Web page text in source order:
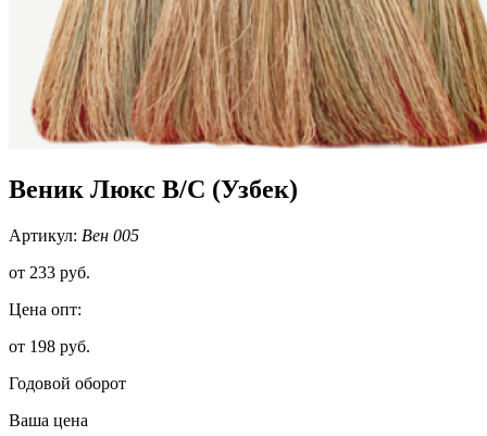
Веник Люкс В/С (Узбек)
Артикул: Вен 005
от 233 руб.
Цена опт:
от 198 руб.
Годовой оборот
Ваша цена